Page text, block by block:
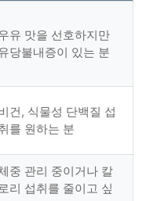
유 맛을 선호하지만
당불내증이 있는 분
건, 식물성 단백질 섭
를 원하는 분
중 관리 중이거나 칼
로리 섭취를 줄이고 싶